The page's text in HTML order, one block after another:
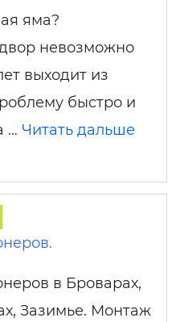
яма?
невозможно
выходит из
быстро и
… Читать дальше
в Броварах,
Зазимье. Монтаж